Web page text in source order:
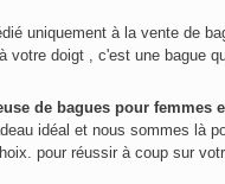
uniquement à la vente de
votre doigt , c'est une bague
de bagues pour femmes
idéal et nous sommes là
pour réussir à coup sur